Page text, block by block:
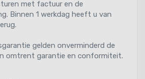
met factuur en de
Binnen 1 werkdag heeft u van
gelden onverminderd de
omtrent garantie en conformiteit.